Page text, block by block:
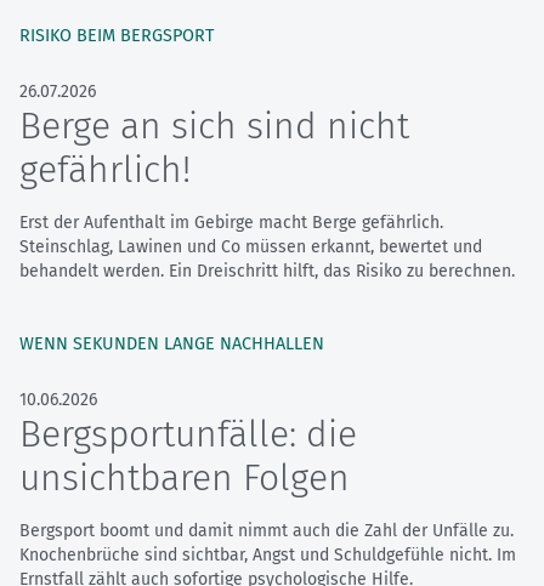
RISIKO BEIM BERGSPORT
26.07.2026
Berge an sich sind nicht
gefährlich!
Erst der Aufenthalt im Gebirge macht Berge gefährlich.
Steinschlag, Lawinen und Co müssen erkannt, bewertet und
behandelt werden. Ein Dreischritt hilft, das Risiko zu berechnen.
WENN SEKUNDEN LANGE NACHHALLEN
10.06.2026
Bergsportunfälle: die
unsichtbaren Folgen
Bergsport boomt und damit nimmt auch die Zahl der Unfälle zu.
Knochenbrüche sind sichtbar, Angst und Schuldgefühle nicht. Im
Ernstfall zählt auch sofortige psychologische Hilfe.